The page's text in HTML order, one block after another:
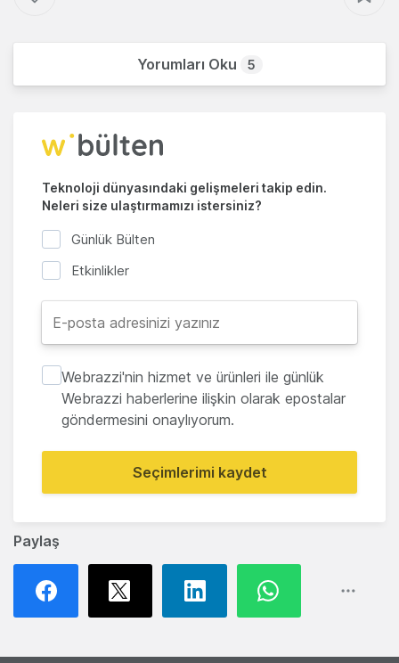
Paylaş
Yorumları Oku 5
Teknoloji dünyasındaki gelişmeleri takip edin.
Neleri size ulaştırmamızı istersiniz?
Günlük Bülten
Etkinlikler
Webrazzi'nin hizmet ve ürünleri ile günlük
Webrazzi haberlerine ilişkin olarak epostalar
göndermesini onaylıyorum.
Seçimlerimi kaydet